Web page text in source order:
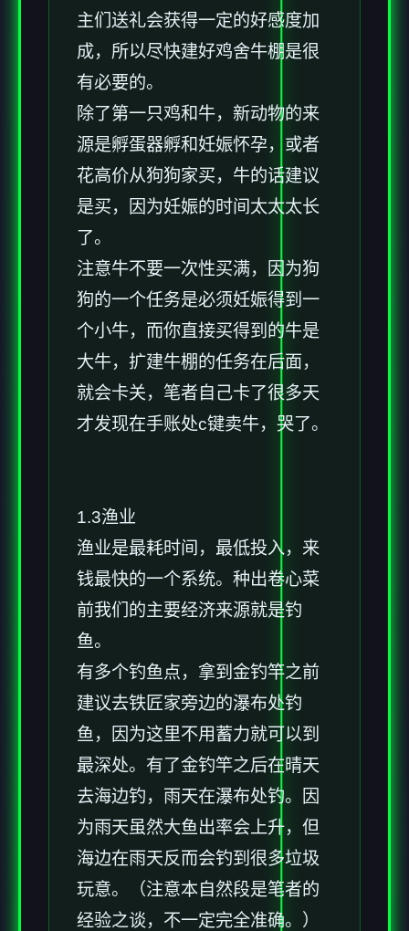
主们送礼会获得一定的好感度加
成，所以尽快建好鸡舍牛棚是很
有必要的。
除了第一只鸡和牛，新动物的来
源是孵蛋器孵和妊娠怀孕，或者
花高价从狗狗家买，牛的话建议
是买，因为妊娠的时间太太太长
了。
注意牛不要一次性买满，因为狗
狗的一个任务是必须妊娠得到一
个小牛，而你直接买得到的牛是
大牛，扩建牛棚的任务在后面，
就会卡关，笔者自己卡了很多天
才发现在手账处c键卖牛，哭了。
1.3渔业
渔业是最耗时间，最低投入，来
钱最快的一个系统。种出卷心菜
前我们的主要经济来源就是钓
鱼。
有多个钓鱼点，拿到金钓竿之前
建议去铁匠家旁边的瀑布处钓
鱼，因为这里不用蓄力就可以到
最深处。有了金钓竿之后在晴天
去海边钓，雨天在瀑布处钓。因
为雨天虽然大鱼出率会上升，但
海边在雨天反而会钓到很多垃圾
玩意。（注意本自然段是笔者的
经验之谈，不一定完全准确。）